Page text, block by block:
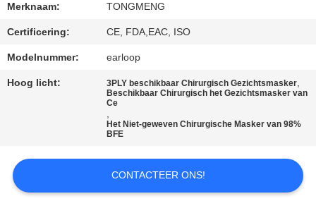
EEN
CITAAT
PRIVACY
POLICY
Merknaam: TONGMENG
Certificering: CE, FDA,EAC, ISO
Modelnummer: earloop
Hoog licht: 3PLY beschikbaar Chirurgisch Gezichtsmasker,
Beschikbaar Chirurgisch het Gezichtsmasker van
Ce
,
Het Niet-geweven Chirurgische Masker van 98%
BFE
CONTACTEER ONS!